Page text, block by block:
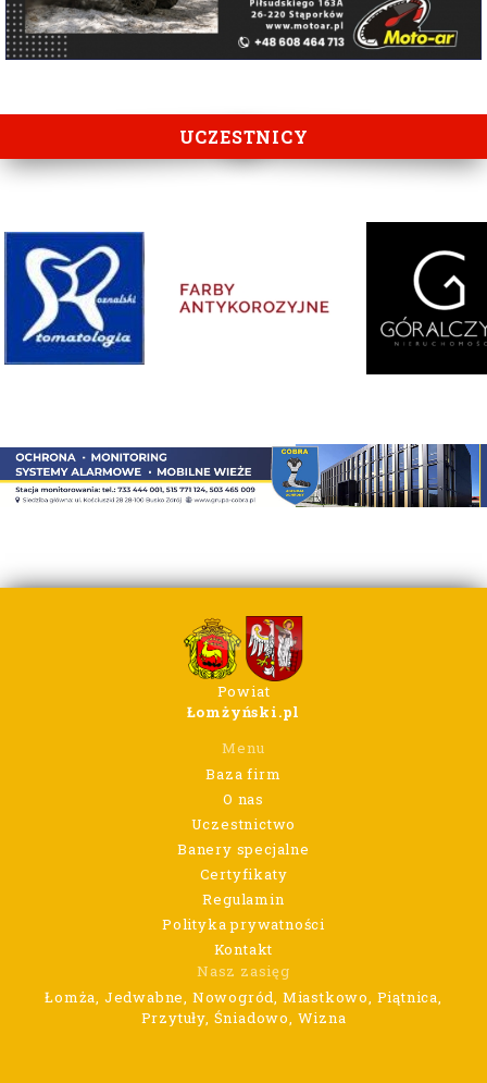
UCZESTNICY
Powiat
Łomżyński.pl
Menu
Baza firm
O nas
Uczestnictwo
Banery specjalne
Certyfikaty
Regulamin
Polityka prywatności
Kontakt
Nasz zasięg
Łomża, Jedwabne, Nowogród, Miastkowo, Piątnica,
Przytuły, Śniadowo, Wizna